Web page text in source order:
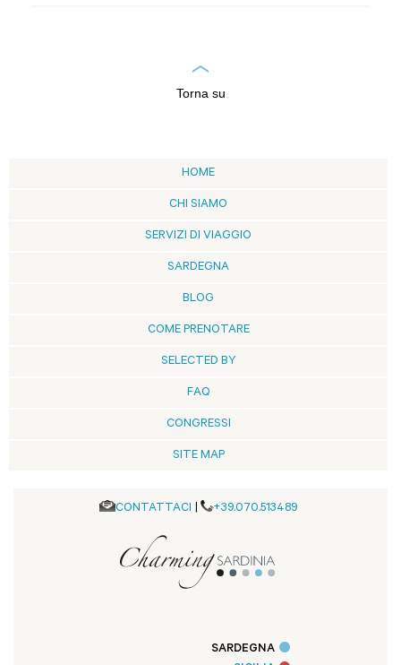
Torna su
HOME
CHI SIAMO
SERVIZI DI VIAGGIO
SARDEGNA
BLOG
COME PRENOTARE
SELECTED BY
FAQ
CONGRESSI
SITE MAP
CONTATTACI +39.070.513489
SARDEGNA